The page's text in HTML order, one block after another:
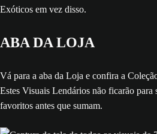
Exóticos em vez disso.
ABA DA LOJA
Vá para a aba da Loja e confira a
Estes Visuais Lendários não ficarão para
favoritos antes que sumam.